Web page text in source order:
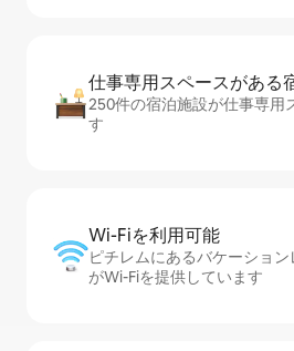
仕事専用ス⁠ペ⁠ー⁠スがあ⁠る
250件の宿泊施設が仕事専用
す
Wi-Fiを利⁠用⁠可⁠能
ピチレムにあるバケーショ
がWi-Fiを提供しています